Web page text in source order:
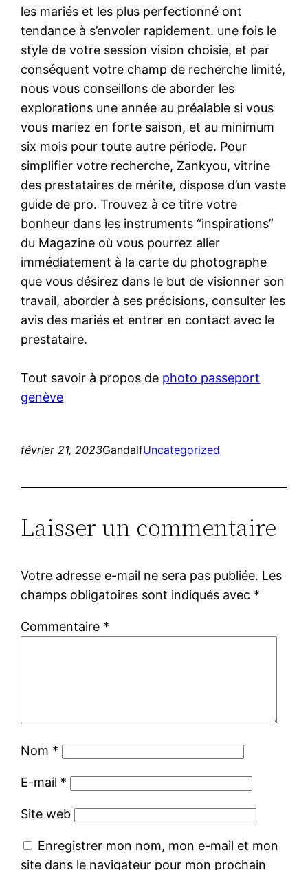
les mariés et les plus perfectionné ont
tendance à s’envoler rapidement. une fois le
style de votre session vision choisie, et par
conséquent votre champ de recherche limité,
nous vous conseillons de aborder les
explorations une année au préalable si vous
vous mariez en forte saison, et au minimum
six mois pour toute autre période. Pour
simplifier votre recherche, Zankyou, vitrine
des prestataires de mérite, dispose d’un vaste
guide de pro. Trouvez à ce titre votre
bonheur dans les instruments “inspirations”
du Magazine où vous pourrez aller
immédiatement à la carte du photographe
que vous désirez dans le but de visionner son
travail, aborder à ses précisions, consulter les
avis des mariés et entrer en contact avec le
prestataire.
Tout savoir à propos de photo passeport
genève
février 21, 2023GandalfUncategorized
Laisser un commentaire
Votre adresse e-mail ne sera pas publiée. Les
champs obligatoires sont indiqués avec *
Commentaire *
Nom *
E-mail *
Site web
Enregistrer mon nom, mon e-mail et mon
site dans le navigateur pour mon prochain